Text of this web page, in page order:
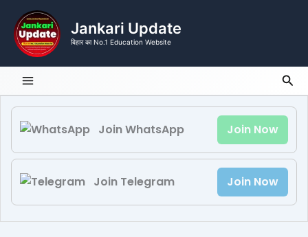
content
Jankari Update
बिहार का No.1 Education Website
Join WhatsApp Join Now
Join Telegram Join Now